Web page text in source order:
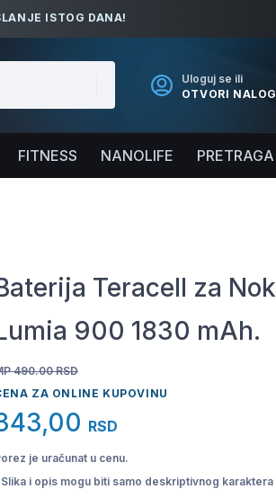
ISTOG DANA!
Uloguj se ili
OTVORI NALOG
FITNESS NANOLIFE
Teracell za
900 1830 mAh.
490.00RSD
ZA ONLINE KUPOVINU
RSD
je uračunat u cenu.
i opis mogu biti samo deskriptivnog karaktera